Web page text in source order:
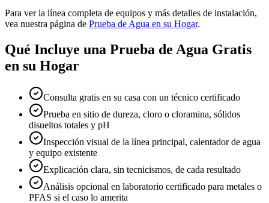
Para ver la línea completa de equipos y más detalles de instalación,
vea nuestra página de Prueba de Agua en su Hogar.
Qué Incluye una Prueba de Agua Gratis
en su Hogar
Consulta gratis en su casa con un técnico certificado
Prueba en sitio de dureza, cloro o cloramina, sólidos
disueltos totales y pH
Inspección visual de la línea principal, calentador de agua
y equipo existente
Explicación clara, sin tecnicismos, de cada resultado
Análisis opcional en laboratorio certificado para metales o
PFAS si el caso lo amerita